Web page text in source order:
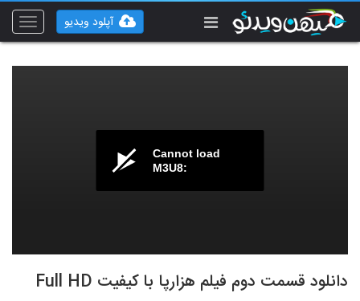
Toggle
آپلود ویدیو
Cannot load
M3U8:
دانلود قسمت دوم فیلم هزارپا با کیفیت Full HD